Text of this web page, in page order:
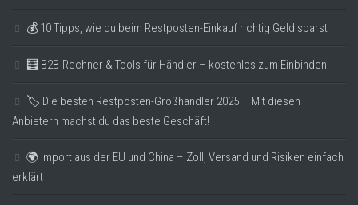
💰 10 Tipps, wie du beim Restposten-Einkauf richtig Geld sparst
🧮 B2B-Rechner & Tools für Händler – kostenlos zum Einbinden
🏷️ Die besten Restposten-Großhändler 2025 – Mit diesen
Anbietern machst du das beste Geschäft!
🌍 Import aus der EU und China – Zoll, Versand und Risiken einfach
erklärt